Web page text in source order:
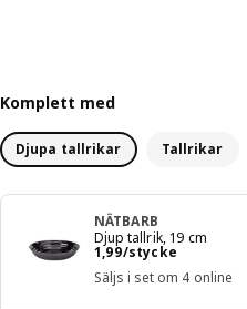
Komplett med
Djupa tallrikar Tallrikar
NÄTBARB
Djup tallrik, 19 cm
1,99/stycke
Pris 1,99/stycke
Säljs i set om 4 online